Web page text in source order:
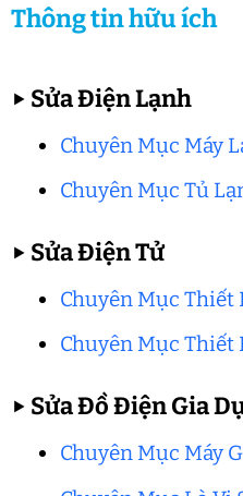
Thông tin hữu ích
▶ Sửa Điện Lạnh
Chuyên Mục Máy
Chuyên Mục Tủ
▶ Sửa Điện Tử
Chuyên Mục Thiết
Chuyên Mục Thiết
▶ Sửa Đồ Điện Gia
Chuyên Mục Máy